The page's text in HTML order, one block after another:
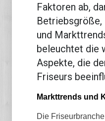
Faktoren ab,
Betriebsgröße,
und
beleuchtet die
Aspekte, die
Friseurs
Markttrends und
Die